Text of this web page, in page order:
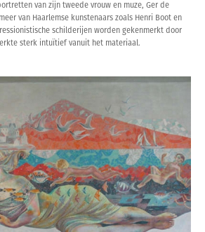
van zijn tweede vrouw en muze, Ger de
van Haarlemse kunstenaars zoals Henri Boot en
schilderijen worden gekenmerkt door
sterk intuïtief vanuit het materiaal.